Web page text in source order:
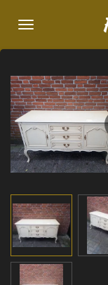
direct
naar
hoofdinhoud